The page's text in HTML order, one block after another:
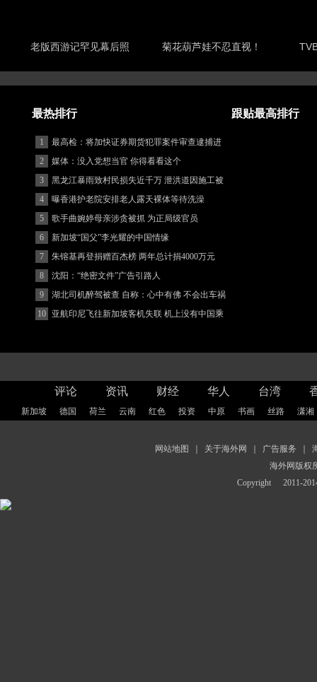
老版西游记罕见幕后照 菊花葫芦娃不忍直视！
最热排行 跟贴最高排行
1
最高检：将加快证券期货犯罪案件审查逮捕进
度
2
媒体：没入党想当官 你得看看这个
3
黑龙江暴雨致村民损失近千万 泄洪道因施工被
堵
4
曝香港护老院安排老人露天裸体等待洗澡
5
歌手曲婉婷母亲涉贪被抓 为正局级官员
6
新加坡“国父”李光耀的中国情缘
7
朱镕基再登捐赠百杰榜 两年总计捐4000万元
8
沈阳：“绝密文件”广告引路人
9
湖北司机醉驾被查 自称：心中有佛 不会出车祸
(图)
10
亚航印尼飞往新加坡客机失联 机上没有中国乘
评论 资讯 财经 华人 台湾
新加坡 德国 荷兰 云南 红色 投资 中原 书画 丝路 潇湘
网站地图 关于海外网 广告服务
海外网版权
Copyright
2011-